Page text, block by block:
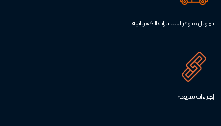
تمويل متوفر للسيارات الكهربائية
إجراءات سريعة